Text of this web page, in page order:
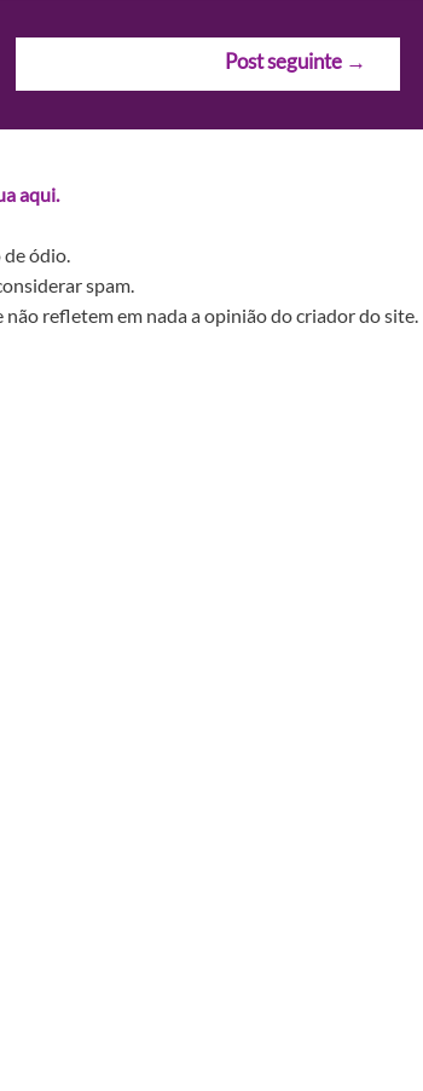
Post seguinte →
aqui.
ódio.
spam.
refletem em nada a opinião do criador do site.